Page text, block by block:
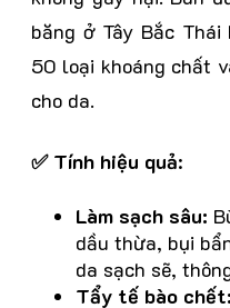
băng ở Tây Bắc
50 loại khoáng chất
cho da.
✅ Tính hiệu quả:
Làm sạch sâu:
dầu thừa, bụi
da sạch sẽ,
Tẩy tế bào chết: